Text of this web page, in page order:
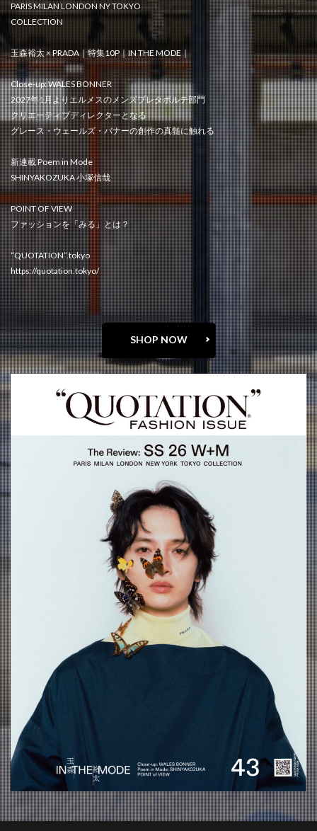
PARIS MILAN LONDON NY TOKYO
COLLECTION
玉森裕太 × PRADA｜特集10P｜IN THE MODE｜
Close-up: WALES BONNER
2027年1月よりエルメスのメンズプレタポルテ部門
クリエーティブディレクターとなる
グレース・ウェールズ・バナーの創作の真髄に触れる
新連載 Poem in Mode
SHINYAKOZUKA 小塚信哉
POINT OF VIEW
ファッションを「みる」とは？
“QUOTATION”.tokyo
https://quotation.tokyo/
SHOP NOW